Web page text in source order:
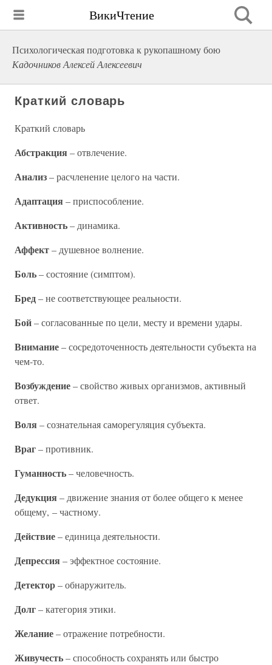
ВикиЧтение
Психологическая подготовка к рукопашному бою
Кадочников Алексей Алексеевич
Краткий словарь
Краткий словарь
Абстракция – отвлечение.
Анализ– расчленение целого на части.
Адаптация – приспособление.
Активность– динамика.
Аффект– душевное волнение.
Боль– состояние (симптом).
Бред– не соответствующее реальности.
Бой– согласованные по цели, месту и времени удары.
Внимание– сосредоточенность деятельности субъекта на
чем-то.
Возбуждение– свойство живых организмов, активный
ответ.
Воля – сознательная саморегуляция субъекта.
Враг– противник.
Гуманность– человечность.
Дедукция – движение знания от более общего к менее
общему, – частному.
Действие– единица деятельности.
Депрессия – эффектное состояние.
Детектор– обнаружитель.
Долг– категория этики.
Желание– отражение потребности.
Живучесть– способность сохранять или быстро